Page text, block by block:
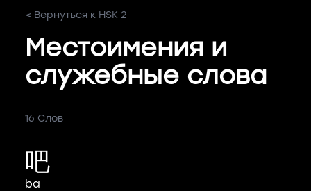
< Вернуться к HSK 2
Местоимения и
служебные слова
16 Слов
吧
ba